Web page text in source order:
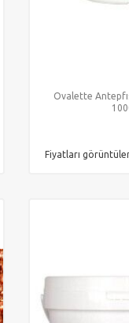
Ovalette
Fiyatları